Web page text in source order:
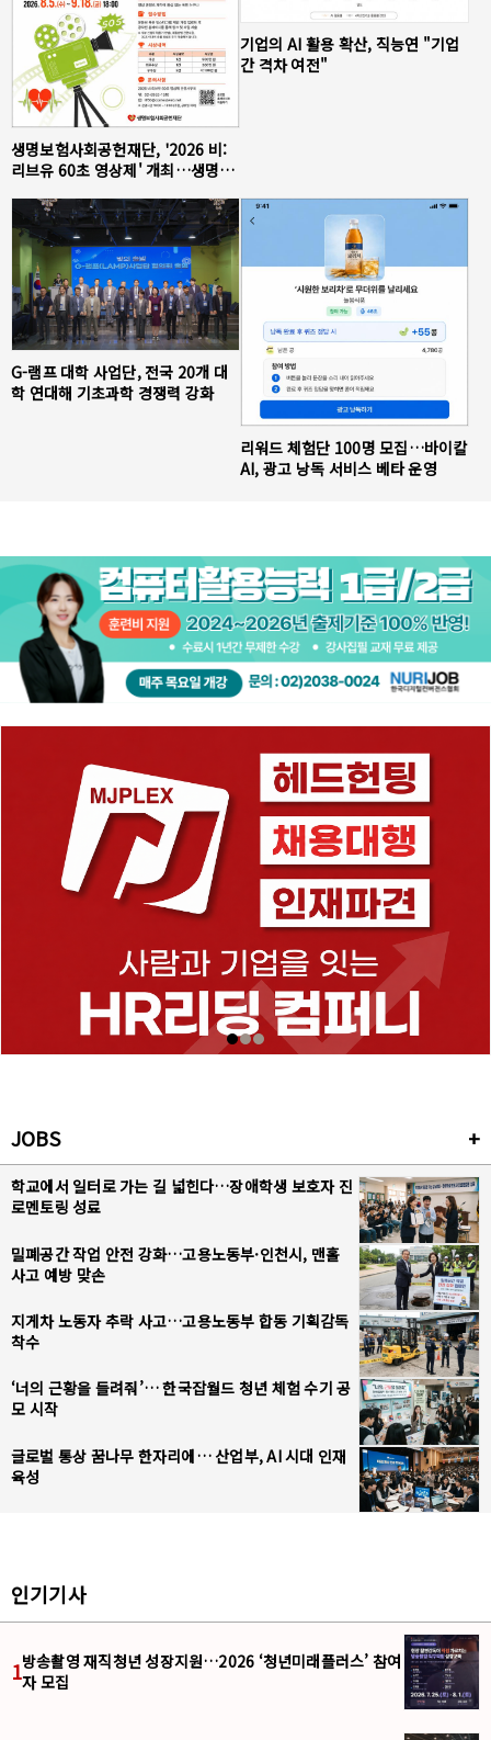
생명보험사회공헌재단, '2026 비:
리브유 60초 영상제' 개최…생명존
기업의 AI 활용 확산, 직능연 "기업
간 격차 여전"
G-램프 대학 사업단, 전국 20개 대
학 연대해 기초과학 경쟁력 강화
리워드 체험단 100명 모집…바이칼
AI, 광고 낭독 서비스 베타 운영
JOBS +
학교에서 일터로 가는 길 넓힌다…장애학생 보호자 진
로멘토링 성료
밀폐공간 작업 안전 강화…고용노동부·인천시, 맨홀
사고 예방 맞손
지게차 노동자 추락 사고…고용노동부 합동 기획감독
착수
‘너의 근황을 들려줘’… 한국잡월드 청년 체험 수기 공
모 시작
글로벌 통상 꿈나무 한자리에… 산업부, AI 시대 인재
육성
인기기사
방송촬영 재직청년 성장지원…2026 ‘청년미래플러스’ 참여
자 모집
1